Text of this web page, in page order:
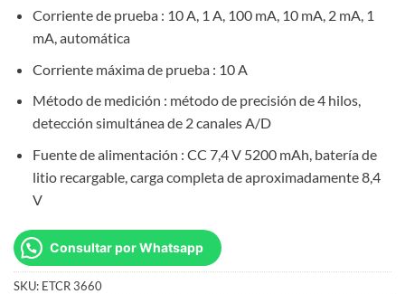
Corriente de prueba : 10 A, 1 A, 100 mA, 10 mA, 2 mA, 1
mA, automática
Corriente máxima de prueba : 10 A
Método de medición : método de precisión de 4 hilos,
detección simultánea de 2 canales A/D
Fuente de alimentación : CC 7,4 V 5200 mAh, batería de
litio recargable, carga completa de aproximadamente 8,4
V
Consultar por Whatsapp
SKU: ETCR 3660